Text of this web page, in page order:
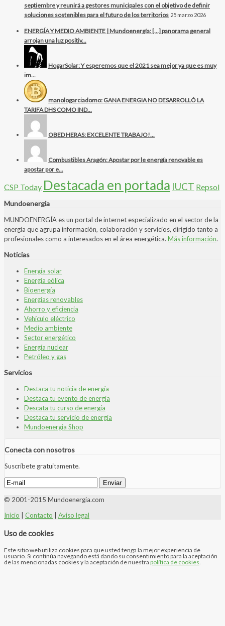
septiembre y reunirá a gestores municipales con el objetivo de definir
soluciones sostenibles para el futuro de los territorios 25 marzo 2026
ENERGÍA Y MEDIO AMBIENTE | Mundoenergía: […] panorama general
arrojan una luz positiv...
HogarSolar: Y esperemos que el 2021 sea mejor ya que es muy
im...
manologarciadomo: GANA ENERGIA NO DESARROLLÓ LA
TARIFA DHS COMO IND...
OBED HERAS: EXCELENTE TRABAJO!...
Combustibles Aragón: Apostar por le energía renovable es
apostar por e...
CSP Today Destacada en portada IUCT Repsol
Mundoenergia
MUNDOENERGÍA es un portal de internet especializado en el sector de la
energía que agrupa información, colaboración y servicios, dirigido tanto a
profesionales como a interesados en el área energética. Más información.
Noticias
Energía solar
Energía eólica
Bioenergía
Energías renovables
Ahorro y eficiencia
Vehículo eléctrico
Medio ambiente
Sector energético
Energía nuclear
Petróleo y gas
Servicios
Destaca tu noticia de energía
Destaca tu evento de energía
Descata tu curso de energía
Destaca tu servicio de energía
Mundoenergia Shop
Conecta con nosotros
Suscríbete gratuitamente.
© 2001-2015 Mundoenergia.com
Inicio
Contacto Aviso legal
Uso de cookies
Este sitio web utiliza cookies para que usted tenga la mejor experiencia de
usuario. Si continúa navegando está dando su consentimiento para la aceptación
de las mencionadas cookies y la aceptación de nuestra política de cookies